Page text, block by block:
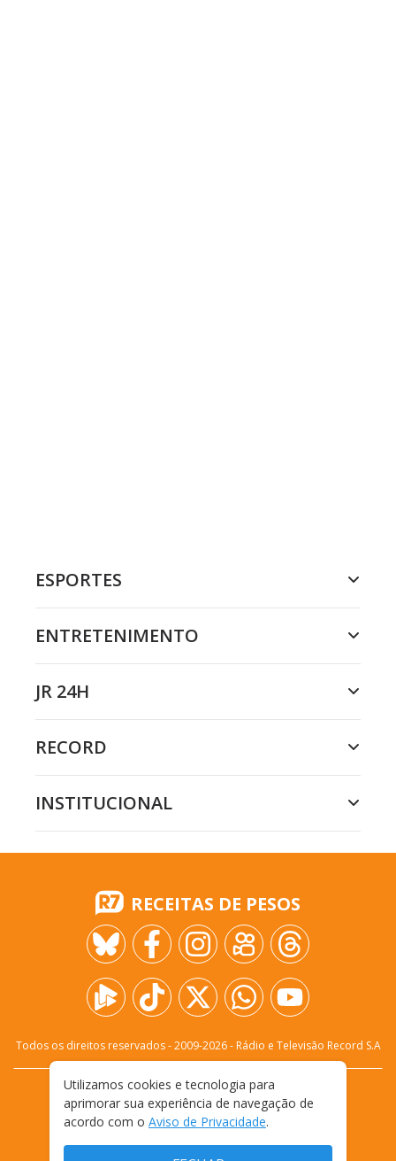
ESPORTES
ENTRETENIMENTO
JR 24H
RECORD
INSTITUCIONAL
RECEITAS DE PESOS
Todos os direitos reservados - 2009-2026- Rádio e Televisão Record S.A
FALE CONOSCO
PRIVACIDADE
TERMOS E CONDIÇÕES DE USO
Utilizamos cookies e tecnologia para
aprimorar sua experiência de navegação de
acordo com o Aviso de Privacidade.